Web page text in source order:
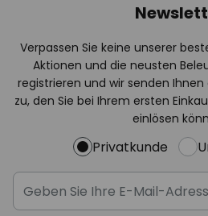
Verpassen Sie keine unserer
Aktionen und die neusten
registrieren und wir senden Ihnen
zu, den Sie bei Ihrem ersten
einlösen
Privatkunde